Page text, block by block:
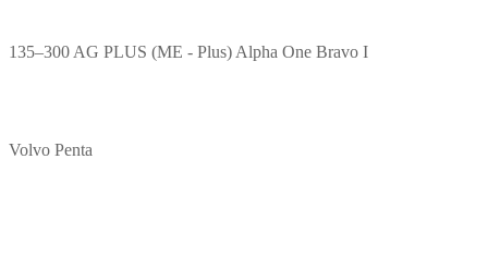
135–300 AG PLUS (ME - Plus) Alpha One Bravo I
Volvo Penta